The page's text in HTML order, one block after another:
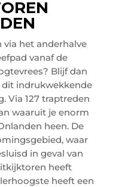
via het anderhalve
vanaf de
Blijf dan
dit indrukwekkende
Via 127 traptreden
waaruit je enorm
heen. De
waar
in geval van
heeft
heeft een